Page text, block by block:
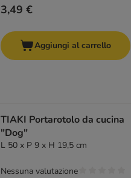
3,49 €
Aggiungi al carrello
TIAKI Portarotolo da cucina
"Dog"
L 50 x P 9 x H 19,5 cm
Nessuna valutazione